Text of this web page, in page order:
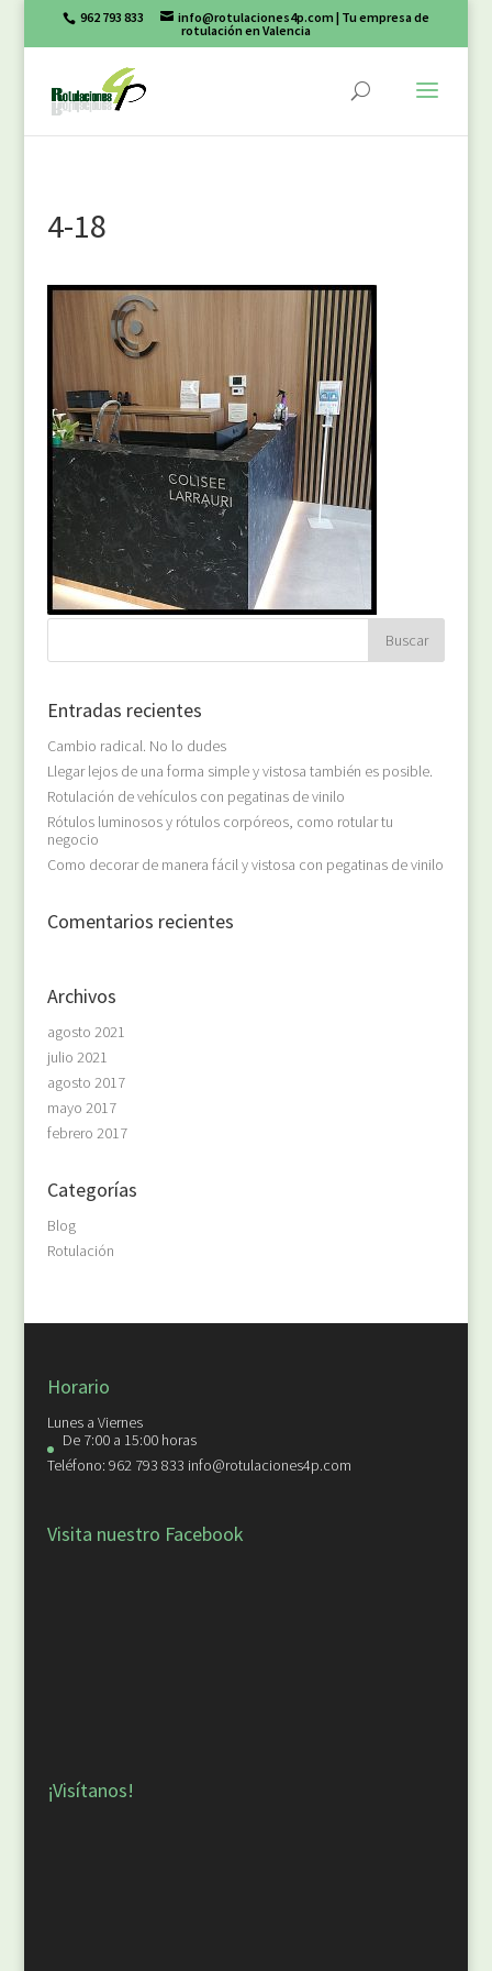
962 793 833 info@rotulaciones4p.com | Tu empresa de
rotulación en Valencia
4-18
Entradas recientes
Cambio radical. No lo dudes
Llegar lejos de una forma simple y vistosa también es posible.
Rotulación de vehículos con pegatinas de vinilo
Rótulos luminosos y rótulos corpóreos, como rotular tu
negocio
Como decorar de manera fácil y vistosa con pegatinas de vinilo
Comentarios recientes
Archivos
agosto 2021
julio 2021
agosto 2017
mayo 2017
febrero 2017
Categorías
Blog
Rotulación
Horario
Lunes a Viernes
De 7:00 a 15:00 horas
Teléfono: 962 793 833 info@rotulaciones4p.com
Visita nuestro Facebook
¡Visítanos!